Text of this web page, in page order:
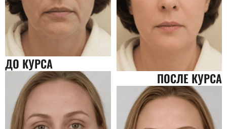
ДО КУРСА
ПОСЛЕ КУРСА